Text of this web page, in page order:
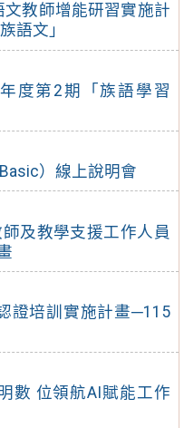
教師增能研習實施計
語文」
度第2期「族語學習
）線上說明會
及教學支援工作人員
證培訓實施計畫─115
數 位領航AI賦能工作